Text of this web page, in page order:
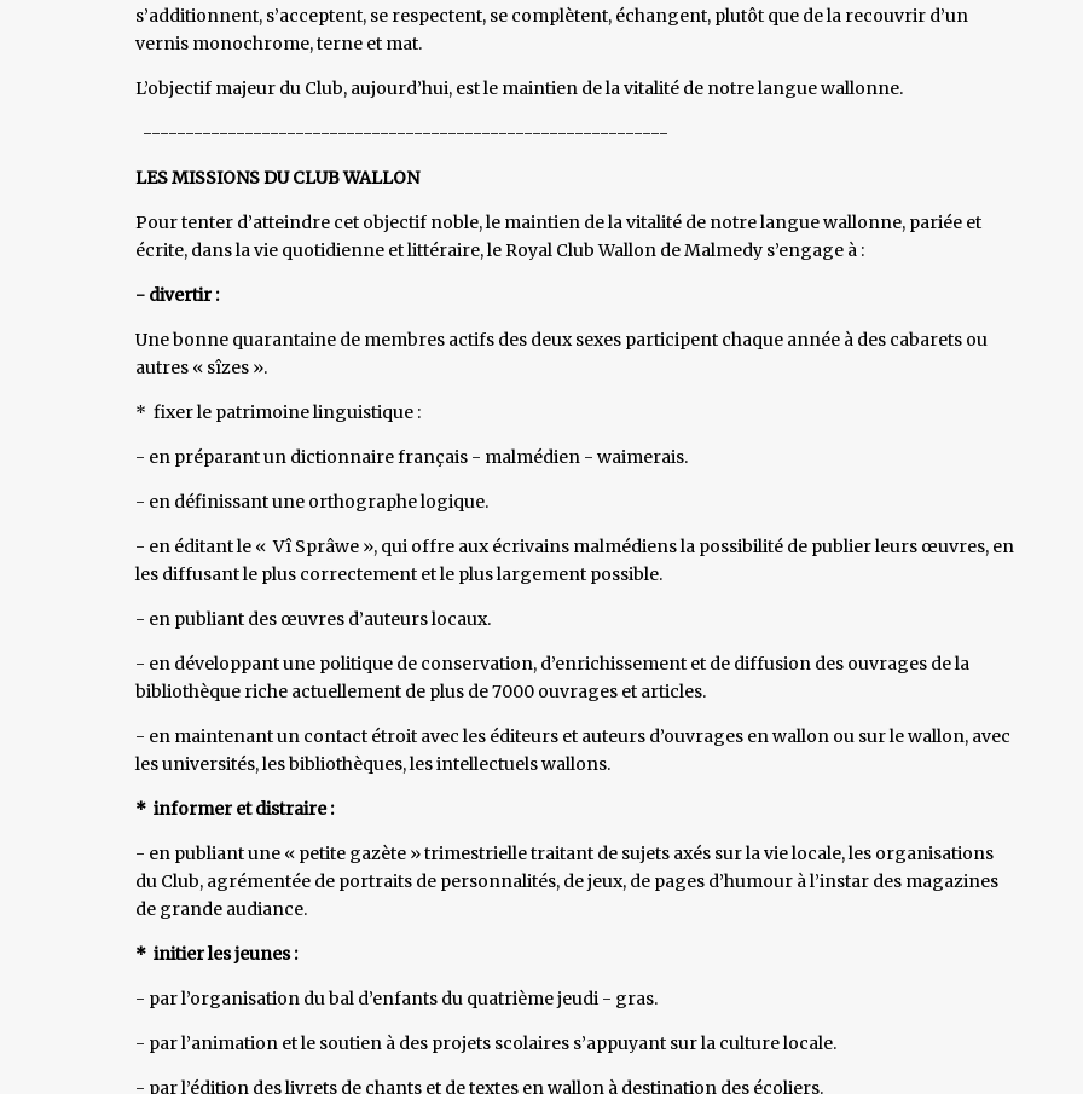
s’additionnent, s’acceptent, se respectent, se complètent, échangent, plutôt que de la recouvrir d’un
vernis monochrome, terne et mat.
L’objectif majeur du Club, aujourd’hui, est le maintien de la vitalité de notre langue wallonne.
--------------------------------------------------------------
LES MISSIONS DU CLUB WALLON
Pour tenter d’atteindre cet objectif noble, le maintien de la vitalité de notre langue wallonne, pariée et
écrite, dans la vie quotidienne et littéraire, le Royal Club Wallon de Malmedy s’engage à :
- divertir :
Une bonne quarantaine de membres actifs des deux sexes participent chaque année à des cabarets ou
autres « sîzes ».
* fixer le patrimoine linguistique :
- en préparant un dictionnaire français - malmédien - waimerais.
- en définissant une orthographe logique.
- en éditant le « Vî Sprâwe », qui offre aux écrivains malmédiens la possibilité de publier leurs œuvres, en
les diffusant le plus correctement et le plus largement possible.
- en publiant des œuvres d’auteurs locaux.
- en développant une politique de conservation, d’enrichissement et de diffusion des ouvrages de la
bibliothèque riche actuellement de plus de 7000 ouvrages et articles.
- en maintenant un contact étroit avec les éditeurs et auteurs d’ouvrages en wallon ou sur le wallon, avec
les universités, les bibliothèques, les intellectuels wallons.
* informer et distraire :
- en publiant une « petite gazète » trimestrielle traitant de sujets axés sur la vie locale, les organisations
du Club, agrémentée de portraits de personnalités, de jeux, de pages d’humour à l’instar des magazines
de grande audiance.
* initier les jeunes :
- par l’organisation du bal d’enfants du quatrième jeudi - gras.
- par l’animation et le soutien à des projets scolaires s’appuyant sur la culture locale.
- par l’édition des livrets de chants et de textes en wallon à destination des écoliers.